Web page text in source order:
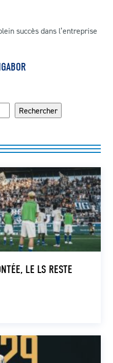
succès dans l’entreprise
Rechercher
LE LS RESTE